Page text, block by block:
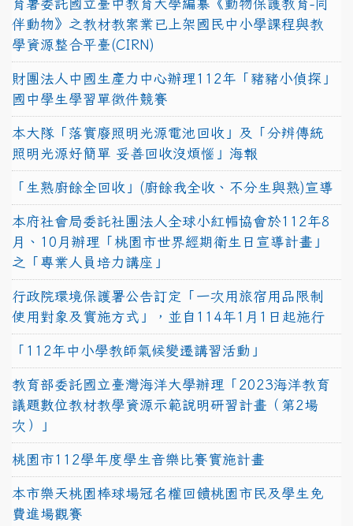
育署委託國立臺中教育大學編纂《動物保護教育-同
伴動物》之教材教案業已上架國民中小學課程與教
學資源整合平臺(CIRN)
財團法人中國生產力中心辦理112年「豬豬小偵探」
國中學生學習單徵件競賽
本大隊「落實廢照明光源電池回收」及「分辨傳統
照明光源好簡單 妥善回收沒煩惱」海報
「生熟廚餘全回收」(廚餘我全收、不分生與熟)宣導
本府社會局委託社團法人全球小紅帽協會於112年8
月、10月辦理「桃園市世界經期衛生日宣導計畫」
之「專業人員培力講座」
行政院環境保護署公告訂定「一次用旅宿用品限制
使用對象及實施方式」，並自114年1月1日起施行
「112年中小學教師氣候變遷講習活動」
教育部委託國立臺灣海洋大學辦理「2023海洋教育
議題數位教材教學資源示範說明研習計畫（第2場
次）」
桃園市112學年度學生音樂比賽實施計畫
本市樂天桃園棒球場冠名權回饋桃園市民及學生免
費進場觀賽